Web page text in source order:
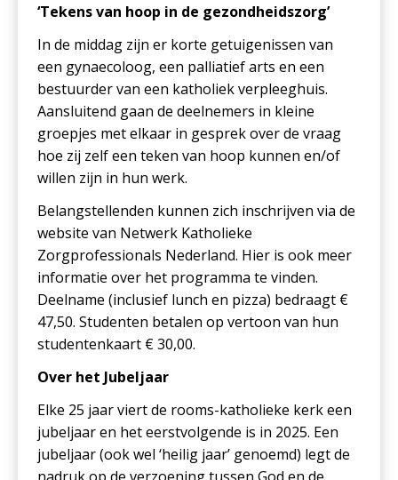
‘Tekens van hoop in de gezondheidszorg’
In de middag zijn er korte getuigenissen van
een gynaecoloog, een palliatief arts en een
bestuurder van een katholiek verpleeghuis.
Aansluitend gaan de deelnemers in kleine
groepjes met elkaar in gesprek over de vraag
hoe zij zelf een teken van hoop kunnen en/of
willen zijn in hun werk.
Belangstellenden kunnen zich inschrijven via de
website van Netwerk Katholieke
Zorgprofessionals Nederland. Hier is ook meer
informatie over het programma te vinden.
Deelname (inclusief lunch en pizza) bedraagt €
47,50. Studenten betalen op vertoon van hun
studentenkaart € 30,00.
Over het Jubeljaar
Elke 25 jaar viert de rooms-katholieke kerk een
jubeljaar en het eerstvolgende is in 2025. Een
jubeljaar (ook wel ‘heilig jaar’ genoemd) legt de